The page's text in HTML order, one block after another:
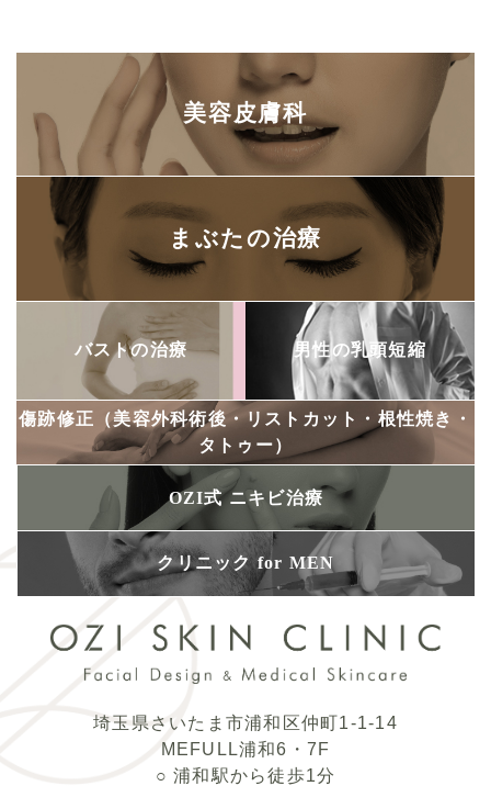
美容皮膚科
まぶたの治療
バストの治療 男性の乳頭短縮
傷跡修正 （美容外科術後・リストカット・ 根性焼き・
タトゥー）
OZI式ニキビ治療
クリニック for MEN
埼玉県さいたま市浦和区仲町1-1-14
MEFULL浦和6・7F
○ 浦和駅から徒歩1分